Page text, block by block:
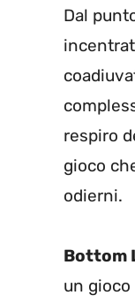
Dal
respiro
gioco
odierni.
Bottom
un